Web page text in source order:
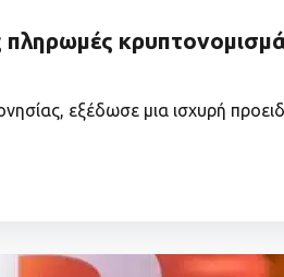
εξέδωσε μια ισχυρή